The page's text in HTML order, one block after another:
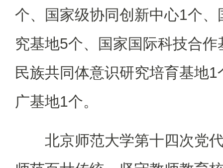
个、国家级协同创新中心1个
究基地5个、国家国际科技合
民族共同体意识研究培育基地
广基地1个。
北京师范大学第十四次党